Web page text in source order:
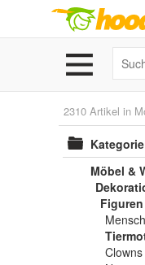
2310 Artikel in
Kategorie
Möbel &
Clowns